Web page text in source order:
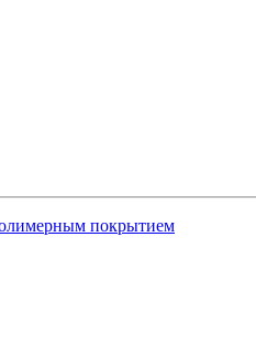
покрытием